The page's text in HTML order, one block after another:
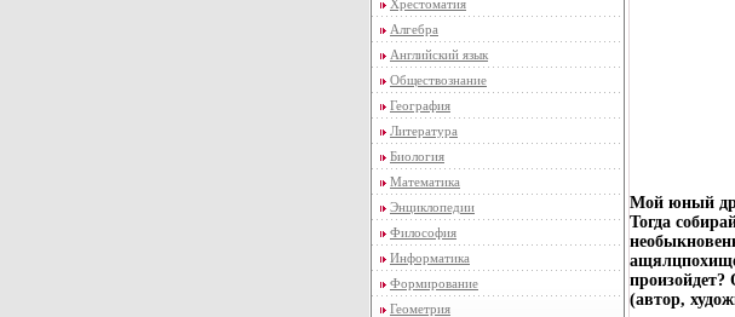
Хрестоматия
Алгебра
Английский язык
Обществознание
География
Литература
Биология
Математика
Энциклопедии
Философия
Информатика
Формирование
Геометрия
Мой юный
Тогда
(автор,